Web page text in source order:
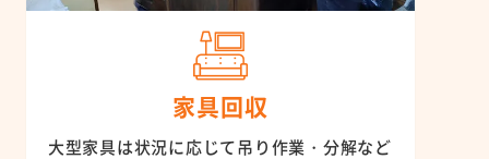
家具回収
大型家具は状況に応じて吊り作業・分解など